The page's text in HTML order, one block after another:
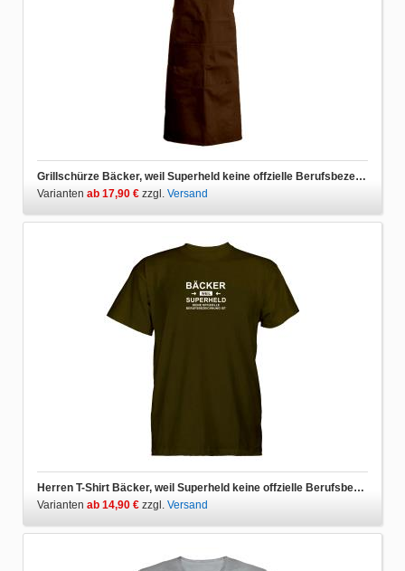
Grillschürze Bäcker, weil Superheld keine offzielle Berufsbezeichnung ist
Varianten ab 17,90 € zzgl. Versand
Herren T-Shirt Bäcker, weil Superheld keine offzielle Berufsbezeichnung ist
Varianten ab 14,90 € zzgl. Versand